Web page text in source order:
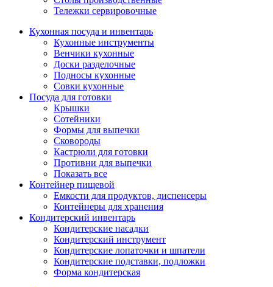
Тележки сервировочные
Кухонная посуда и инвентарь
Кухонные инструменты
Венчики кухонные
Доски разделочные
Подносы кухонные
Совки кухонные
Посуда для готовки
Крышки
Сотейники
Формы для выпечки
Сковороды
Кастрюли для готовки
Противни для выпечки
Показать все
Контейнер пищевой
Емкости для продуктов, диспенсеры
Контейнеры для хранения
Кондитерский инвентарь
Кондитерские насадки
Кондитерский инструмент
Кондитерские лопаточки и шпатели
Кондитерские подставки, подложки
Форма кондитерская